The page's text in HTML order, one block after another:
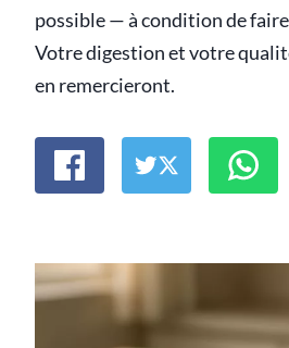
possible — à condition de
Votre digestion et votre
en remercieront.